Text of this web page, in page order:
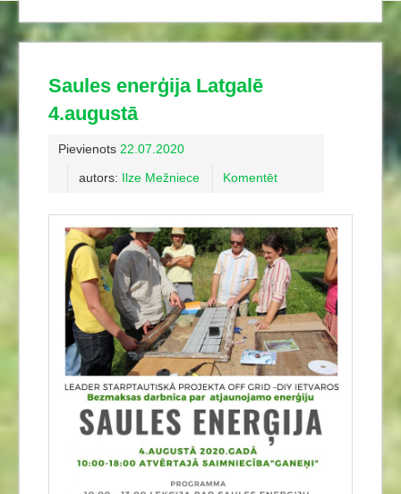
Saules enerģija Latgalē
4.augustā
Pievienots 22.07.2020
autors: Ilze Mežniece Komentēt